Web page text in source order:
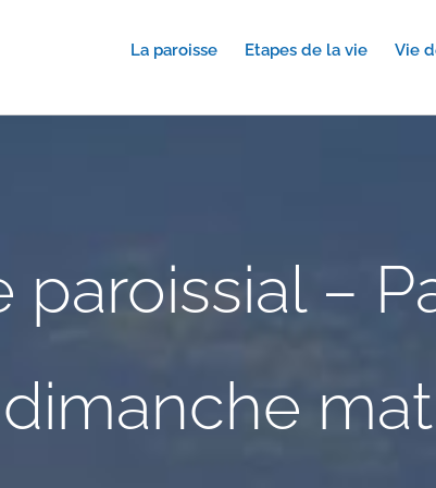
La paroisse Etapes de la vie Vie
paroissial –
dimanche